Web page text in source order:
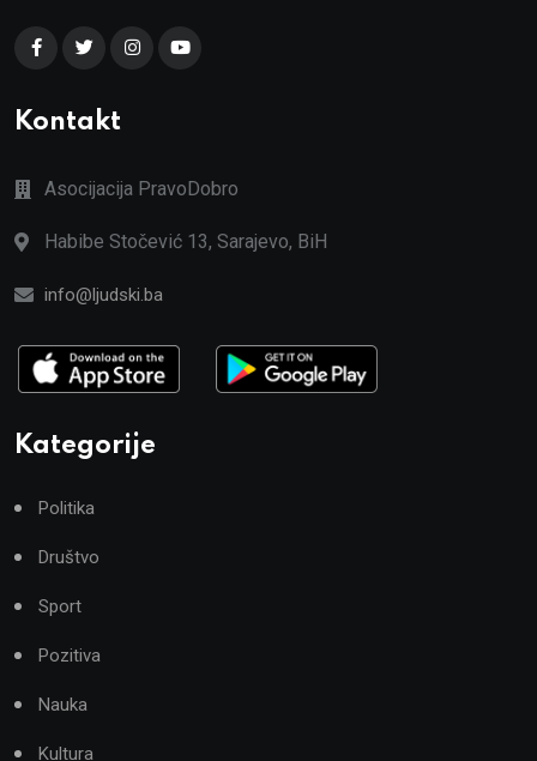
Kontakt
Asocijacija PravoDobro
Habibe Stočević 13, Sarajevo, BiH
info@ljudski.ba
Kategorije
Politika
Društvo
Sport
Pozitiva
Nauka
Kultura